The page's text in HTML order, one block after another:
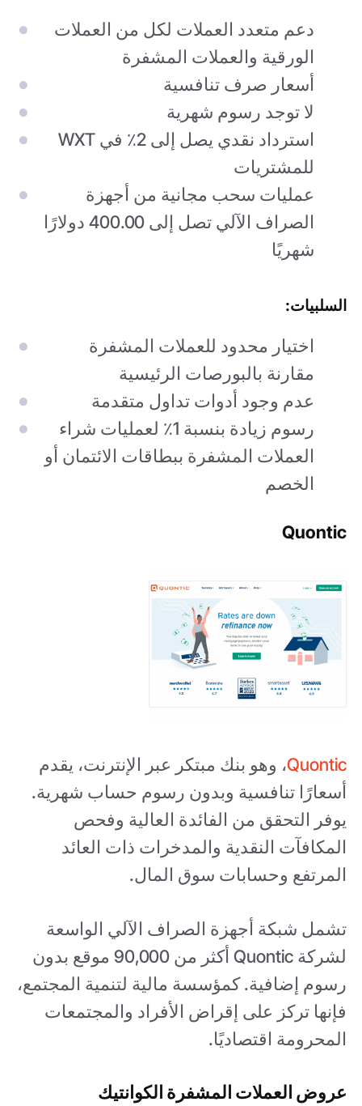
دعم متعدد العملات لكل من العملات
الورقية والعملات المشفرة
أسعار صرف تنافسية
لا توجد رسوم شهرية
استرداد نقدي يصل إلى 2٪ في WXT
للمشتريات
عمليات سحب مجانية من أجهزة
الصراف الآلي تصل إلى 400.00 دولارًا
شهريًا
السلبيات:
اختيار محدود للعملات المشفرة
مقارنة بالبورصات الرئيسية
عدم وجود أدوات تداول متقدمة
رسوم زيادة بنسبة 1٪ لعمليات شراء
العملات المشفرة ببطاقات الائتمان أو
الخصم
Quontic
Quontic، وهو بنك مبتكر عبر الإنترنت، يقدم
أسعارًا تنافسية وبدون رسوم حساب شهرية.
يوفر التحقق من الفائدة العالية وفحص
المكافآت النقدية والمدخرات ذات العائد
المرتفع وحسابات سوق المال.
تشمل شبكة أجهزة الصراف الآلي الواسعة
لشركة Quontic أكثر من 90,000 موقع بدون
رسوم إضافية. كمؤسسة مالية لتنمية المجتمع،
فإنها تركز على إقراض الأفراد والمجتمعات
المحرومة اقتصاديًا.
عروض العملات المشفرة الكوانتيك